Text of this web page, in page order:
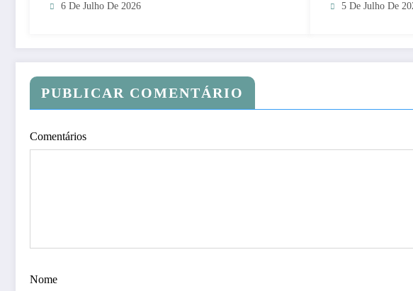
6 De Julho De 2026 5 De Julho De
PUBLICAR COMENTÁRIO
Comentários
Nome